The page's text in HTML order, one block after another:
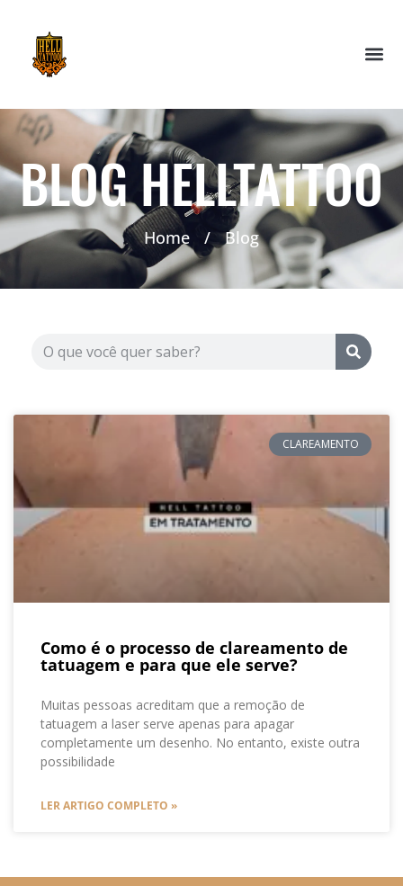
BLOG HELLTATTOO
Home / Blog
CLAREAMENTO
Como é o processo de clareamento de
tatuagem e para que ele serve?
Muitas pessoas acreditam que a remoção de
tatuagem a laser serve apenas para apagar
completamente um desenho. No entanto, existe outra
possibilidade
LER ARTIGO COMPLETO »